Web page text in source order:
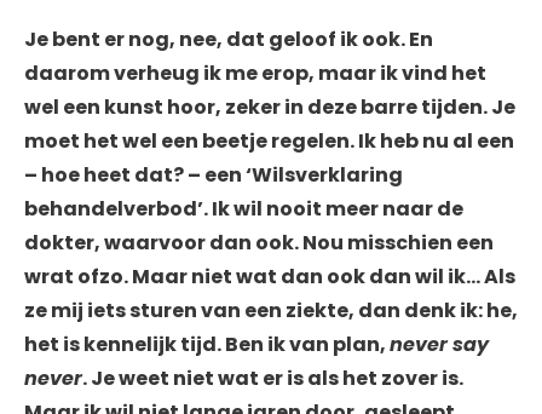
Je bent er nog, nee, dat geloof ik ook. En
daarom verheug ik me erop, maar ik vind het
wel een kunst hoor, zeker in deze barre tijden. Je
moet het wel een beetje regelen. Ik heb nu al een
– hoe heet dat? – een ‘Wilsverklaring
behandelverbod’. Ik wil nooit meer naar de
dokter, waarvoor dan ook. Nou misschien een
wrat ofzo. Maar niet wat dan ook dan wil ik… Als
ze mij iets sturen van een ziekte, dan denk ik: he,
het is kennelijk tijd. Ben ik van plan,never say
never. Je weet niet wat er is als het zover is.